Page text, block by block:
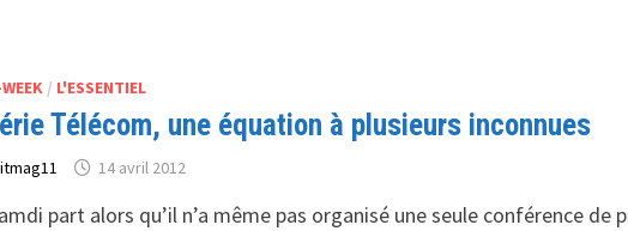
/ L'ESSENTIEL
Télécom, une équation à plusieurs inconnues
itmag11 14 avril 2012
part alors qu’il n’a même pas organisé une seule conférence de